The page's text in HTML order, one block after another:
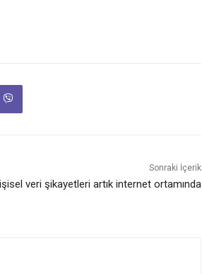
Sonraki İçerik
veri şikayetleri artık internet ortamında